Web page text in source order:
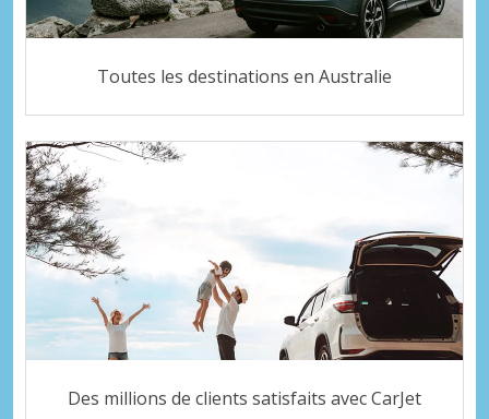
Toutes les destinations en Australie
Des millions de clients satisfaits avec CarJet